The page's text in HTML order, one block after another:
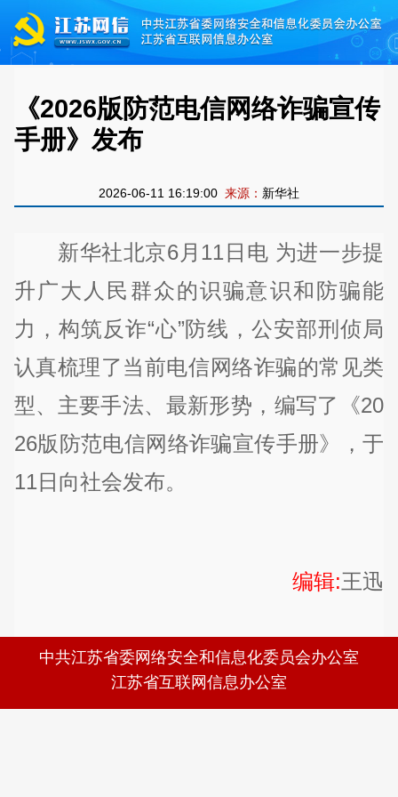
《2026版防范电信网络诈骗宣传
手册》发布
2026-06-11 16:19:00 来源： 新华社
新华社北京6月11日电 为进一步提
升广大人民群众的识骗意识和防骗能
力，构筑反诈“心”防线，公安部刑侦局
认真梳理了当前电信网络诈骗的常见类
型、主要手法、最新形势，编写了《20
26版防范电信网络诈骗宣传手册》，于
11日向社会发布。
编辑:王迅
中共江苏省委网络安全和信息化委员会办公室
江苏省互联网信息办公室